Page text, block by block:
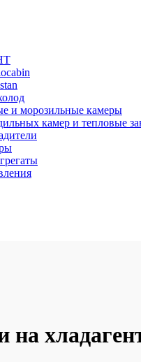
и морозильные камеры
камер и тепловые
на